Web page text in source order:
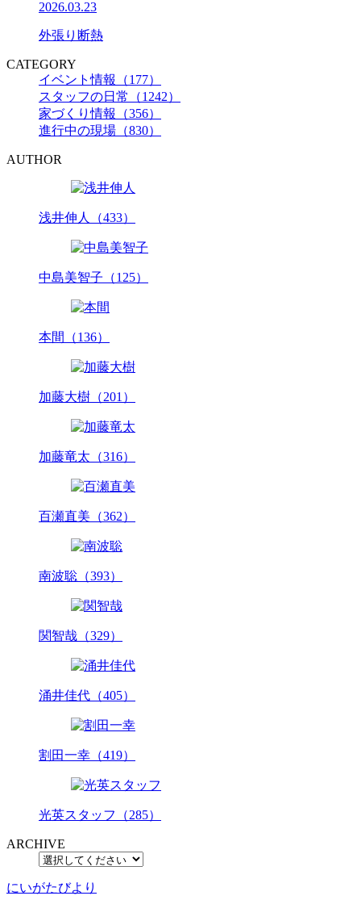
2026.03.23
外張り断熱
CATEGORY
イベント情報（177）
スタッフの日常（1242）
家づくり情報（356）
進行中の現場（830）
AUTHOR
浅井伸人（433）
中島美智子（125）
本間（136）
加藤大樹（201）
加藤竜太（316）
百瀬直美（362）
南波聡（393）
関智哉（329）
涌井佳代（405）
割田一幸（419）
光英スタッフ（285）
ARCHIVE
にいがたびより